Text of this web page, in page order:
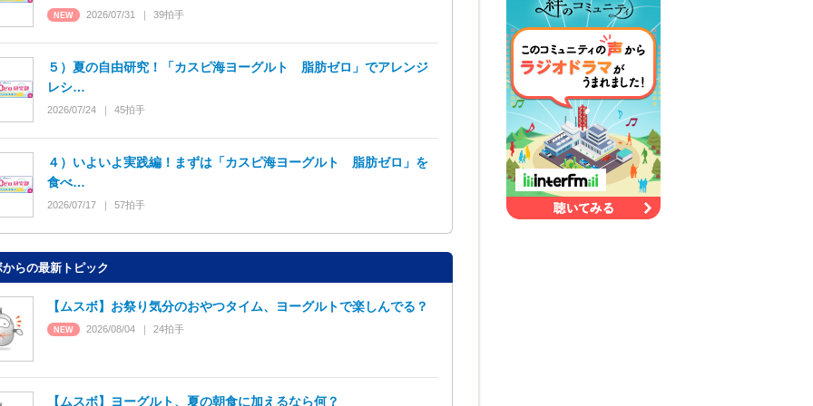
2026/07/31 39拍手
５）夏の自由研究！「カスピ海ヨーグルト 脂肪ゼロ」でアレンジ
レシ…
2026/07/24 45拍手
４）いよいよ実践編！まずは「カスピ海ヨーグルト 脂肪ゼロ」を
食べ…
2026/07/17 57拍手
らの最新トピック
【ムスボ】お祭り気分のおやつタイム、ヨーグルトで楽しんでる？
2026/08/04 24拍手
【ムスボ】ヨーグルト、夏の朝食に加えるなら何？